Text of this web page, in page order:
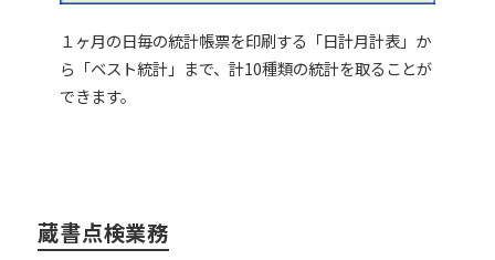
１ヶ月の日毎の統計帳票を印刷する「日計月計表」か
ら「ベスト統計」まで、計10種類の統計を取ることが
できます。
蔵書点検業務